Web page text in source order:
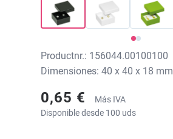
Productnr.: 156044.00100100
Dimensiones: 40 x 40 x 18 mm
0,65 €
Más IVA
Disponible desde 100 uds